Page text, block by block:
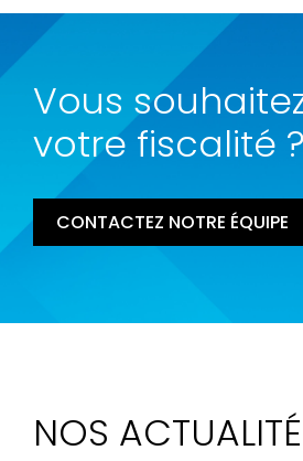
Vous
votre fiscalité ?
CONTACTEZ NOTRE ÉQUIPE
NOS